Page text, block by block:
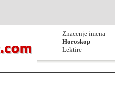
Znacenje imena
Horoskop
Lektire